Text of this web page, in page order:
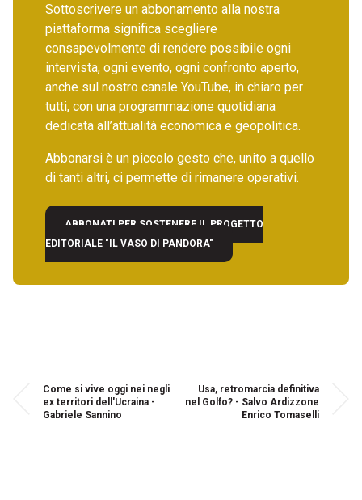
Sottoscrivere un abbonamento alla nostra
piattaforma significa scegliere
consapevolmente di rendere possibile ogni
intervista, ogni evento, ogni confronto aperto,
anche sul nostro canale YouTube, in chiaro per
tutti, con una programmazione quotidiana
dedicata all’attualità economica e geopolitica.
Abbonarsi è un piccolo gesto che, unito a quello
di tanti altri, ci permette di rimanere operativi.
ABBONATI PER SOSTENERE IL PROGETTO
EDITORIALE "IL VASO DI PANDORA"
Come si vive oggi nei negli
ex territori dell'Ucraina -
Gabriele Sannino
Usa, retromarcia definitiva
nel Golfo? - Salvo Ardizzone
Enrico Tomaselli